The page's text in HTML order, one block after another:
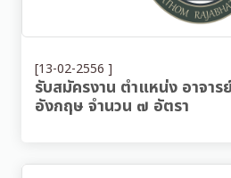
[13-02-2556 ]
รับสมัครงาน ตำแหน่ง อาจาร
อังกฤษ จำนวน ๗ อัตรา